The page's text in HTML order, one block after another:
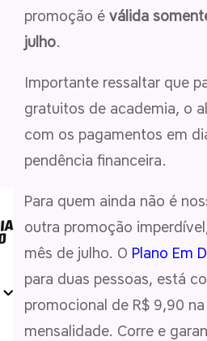
promoção é válida
julho.
Importante ressaltar que
gratuitos de academia, o
com os pagamentos em
pendência financeira.
Para quem ainda não é
outra promoção
mês de julho. O Plano Em
para duas pessoas, está
promocional de R$ 9,90
mensalidade. Corre e